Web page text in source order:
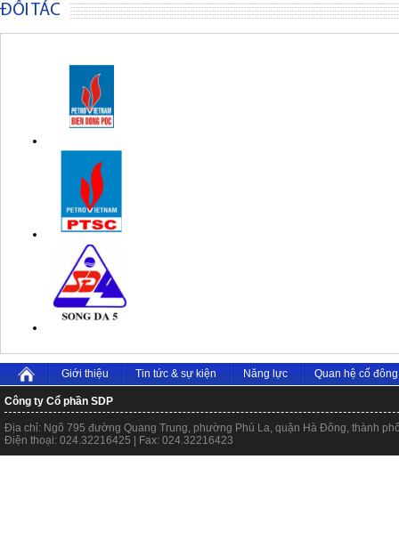
ĐỐI TÁC
Giới thiệu Tin tức & sự kiện Năng lực Quan hệ cổ đông
Công ty Cổ phần SDP
Địa chỉ: Ngõ 795 đường Quang Trung, phường Phú La, quận Hà Đông, thành
Điện thoại: 024.32216425 | Fax: 024.32216423